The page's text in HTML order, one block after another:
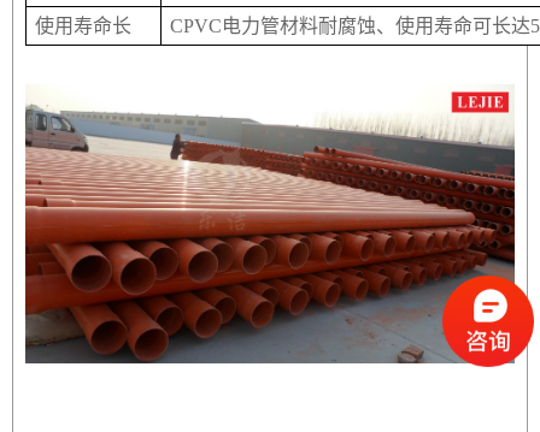
使用寿命长 CPVC电力管材料耐腐蚀、使用寿命可长达